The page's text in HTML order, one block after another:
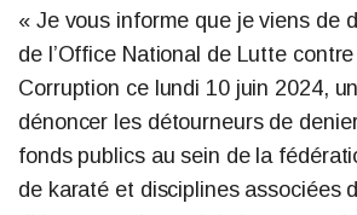
« Je vous informe que je viens de
de l’Office National de Lutte
Corruption ce lundi 10 juin 2024,
dénoncer les détourneurs de
fonds publics au sein de la
de karaté et disciplines associées